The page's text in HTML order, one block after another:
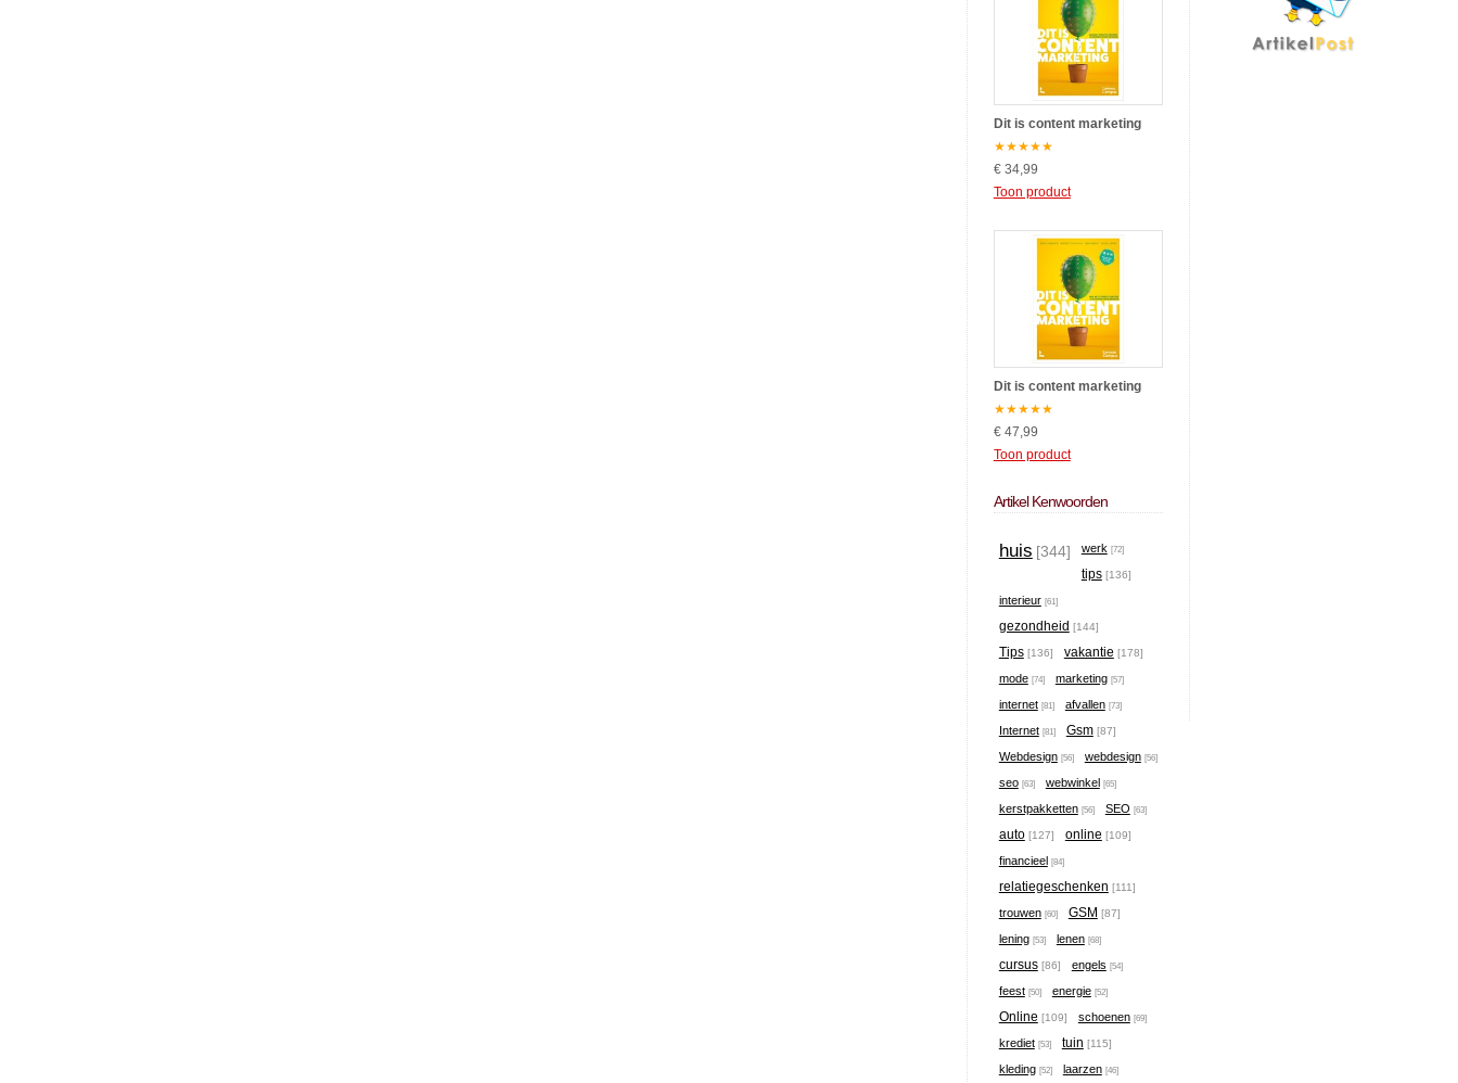
Dit is content marketing
★★★★★
€ 34,99
Toon product
Dit is content marketing
★★★★★
€ 47,99
Toon product
Artikel Kenwoorden
huis [344] werk [72]
tips [136]
interieur [61]
gezondheid [144]
Tips [136] vakantie [178]
mode [74] marketing [57]
internet [81] afvallen [73]
Internet [81] Gsm [87]
Webdesign [56] webdesign [56]
seo [63] webwinkel [65]
kerstpakketten [56] SEO [63]
auto [127] online [109]
financieel [84]
relatiegeschenken [111]
trouwen [60] GSM [87]
lening [53] lenen [68]
cursus [86] engels [54]
feest [50] energie [52]
Online [109] schoenen [69]
krediet [53] tuin [115]
kleding [52] laarzen [46]